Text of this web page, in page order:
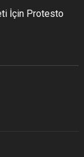
İçin Protesto